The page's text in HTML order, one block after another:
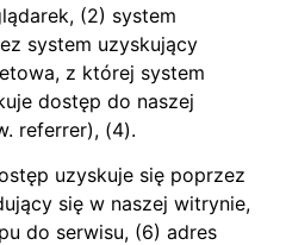
(2) system
system uzyskujący
z której system
dostęp do naszej
referrer), (4).
uzyskuje się poprzez
się w naszej witrynie,
do serwisu, (6) adres